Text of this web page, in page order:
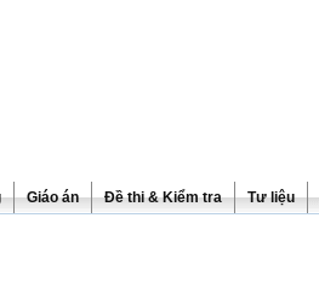
Giáo án Đề thi & Kiểm tra Tư liệu